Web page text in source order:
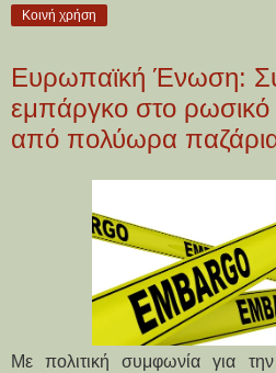
Κοινή χρήση
Ευρωπαϊκή Ένωση:
εμπάργκο στο ρωσικό
από πολύωρα
Με πολιτική συμφωνία για